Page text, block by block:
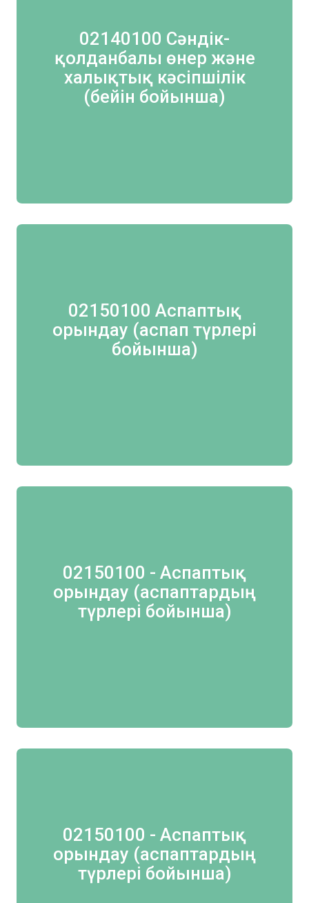
02140100 Сәндік-
қолданбалы өнер және
халықтық кәсіпшілік
(бейін бойынша)
02150100 Аспаптық
орындау (аспап түрлері
бойынша)
02150100 - Аспаптық
орындау (аспаптардың
түрлері бойынша)
02150100 - Аспаптық
орындау (аспаптардың
түрлері бойынша)